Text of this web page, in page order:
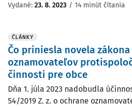
Vydané: 23. 8. 2023 / 14 minút čítania
ČLÁNKY
Čo priniesla novela
oznamovateľov
činnosti pre obce
Dňa 1. júla 2023 nadobudla
54/2019 Z. z. o ochrane